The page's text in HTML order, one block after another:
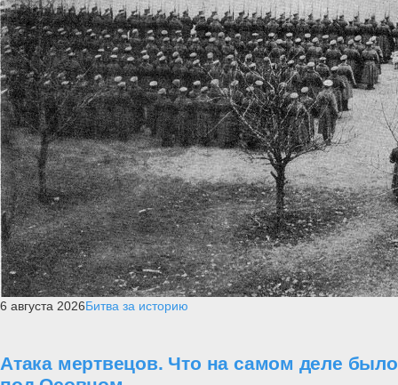
6 августа 2026Битва за историю
Атака мертвецов. Что на самом деле было